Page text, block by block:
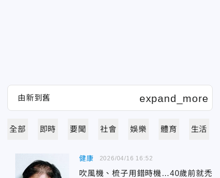
全部 即時 要聞 社會 娛樂 體育 生活
健康
吹風機、梳子用錯時機…40歲前就禿
2026/04/16 16:52